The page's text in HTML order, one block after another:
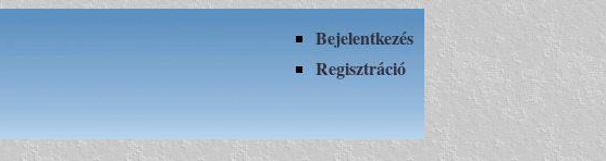
Bejelentkezés
Regisztráció